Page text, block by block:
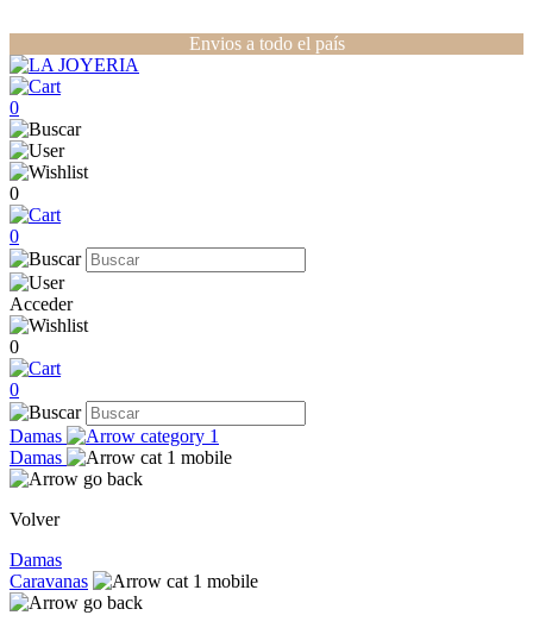
Envios a todo el país
0
0
0
Acceder
0
0
Damas
Damas
Volver
Damas
Caravanas